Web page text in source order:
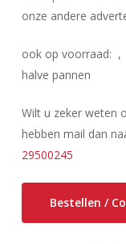
onze andere
ook op voorraad: ,
halve pannen
Wilt u zeker weten
hebben mail dan
29500245
Bestellen /